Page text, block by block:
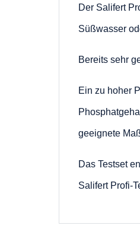
Der Salifert
Süßwasser
Bereits sehr
Ein zu hoher
geeignete
Das Testset
Salifert Profi-